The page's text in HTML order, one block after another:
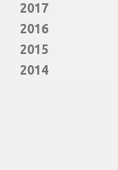
2017
2016
2015
2014